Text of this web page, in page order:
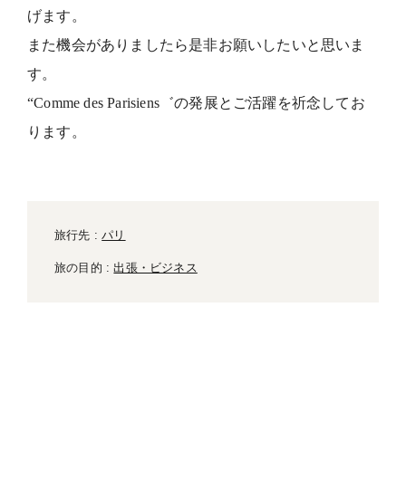
げます。
また機会がありましたら是非お願いしたいと思いま
す。
“Comme des Parisiens゛の発展とご活躍を祈念してお
ります。
旅行先 :パリ
旅の目的 :出張・ビジネス